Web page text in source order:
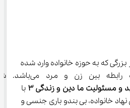
بسیار بزرگی که به حوزه خانواده وارد شده
بین زن و مرد می‌باشد. شما در
و مسئولیت ما دین و زندگی ۳ با
خانواده، بی بندو باری جنسی و